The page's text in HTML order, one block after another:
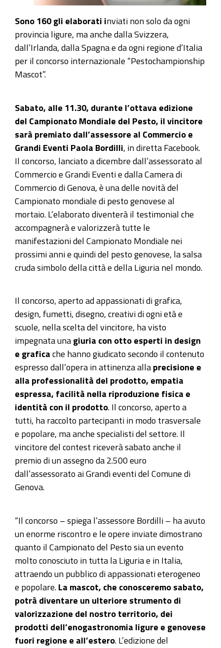
Sono 160 gli elaborati inviati non solo da ogni
provincia ligure, ma anche dalla Svizzera,
dall’Irlanda, dalla Spagna e da ogni regione d’Italia
per il concorso internazionale “Pestochampionship
Mascot”.
Sabato, alle 11.30, durante l’ottava edizione
del Campionato Mondiale del Pesto, il vincitore
sarà premiato dall’assessore al Commercio e
Grandi Eventi Paola Bordilli , in diretta Facebook.
Il concorso, lanciato a dicembre dall’assessorato al
Commercio e Grandi Eventi e dalla Camera di
Commercio di Genova, è una delle novità del
Campionato mondiale di pesto genovese al
mortaio. L’elaborato diventerà il testimonial che
accompagnerà e valorizzerà tutte le
manifestazioni del Campionato Mondiale nei
prossimi anni e quindi del pesto genovese, la salsa
cruda simbolo della città e della Liguria nel mondo.
Il concorso, aperto ad appassionati di grafica,
design, fumetti, disegno, creativi di ogni età e
scuole, nella scelta del vincitore, ha visto
impegnata una giuria con otto esperti in design
e grafica che hanno giudicato secondo il contenuto
espresso dall’opera in attinenza alla precisione e
alla professionalità del prodotto, empatia
espressa, facilità nella riproduzione fisica e
identità con il prodotto . Il concorso, aperto a
tutti, ha raccolto partecipanti in modo trasversale
e popolare, ma anche specialisti del settore. Il
vincitore del contest riceverà sabato anche il
premio di un assegno da 2.500 euro
dall’assessorato ai Grandi eventi del Comune di
Genova.
“Il concorso – spiega l’assessore Bordilli – ha avuto
un enorme riscontro e le opere inviate dimostrano
quanto il Campionato del Pesto sia un evento
molto conosciuto in tutta la Liguria e in Italia,
attraendo un pubblico di appassionati eterogeneo
e popolare. La mascot, che conosceremo sabato,
potrà diventare un ulteriore strumento di
valorizzazione del nostro territorio, dei
prodotti dell’enogastronomia ligure e genovese
fuori regione e all’estero . L’edizione del